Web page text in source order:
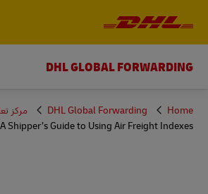
DHL GLOBAL FORWARDING
You
are
here
Home
DHL Global Forwarding
مركز
A Shipper’s Guide to Using Air Freight Indexes